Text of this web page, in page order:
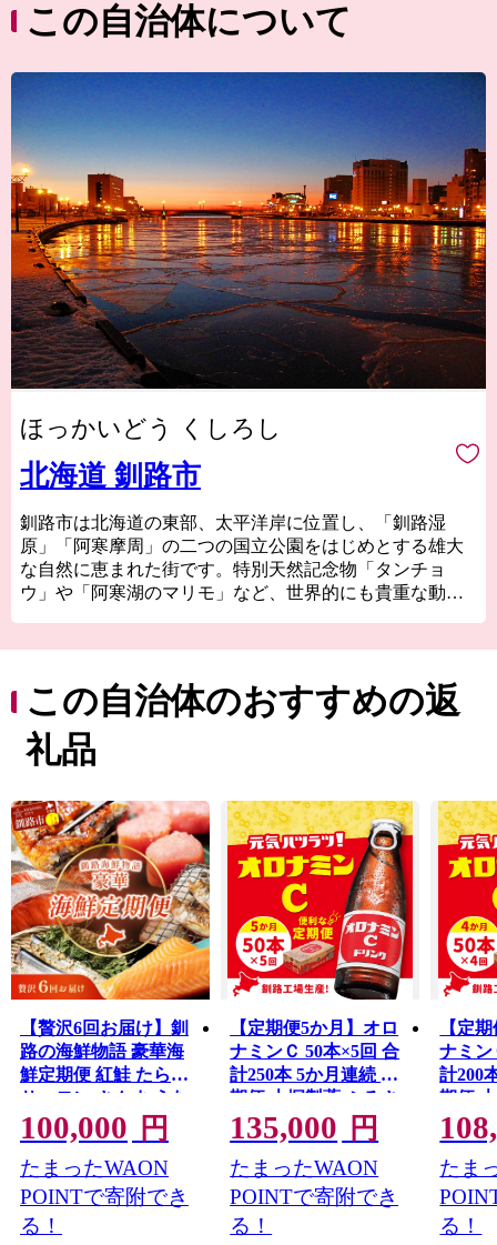
この自治体について
ほっかいどう くしろし
北海道 釧路市
釧路市は北海道の東部、太平洋岸に位置し、「釧路湿
原」「阿寒摩周」の二つの国立公園をはじめとする雄大
な自然に恵まれた街です。特別天然記念物「タンチョ
ウ」や「阿寒湖のマリモ」など、世界的にも貴重な動植
いものが豊富なことも釧路の大きな魅力です！ 夏でも最
高気温が20℃前後と涼しく快適な釧路市は移住や長期滞
在にも適しています。
この自治体のおすすめの返
礼品
【贅沢6回お届け】釧
路の海鮮物語 豪華海
鮮定期便 紅鮭 たらこ
サーモン さんま うな
ぎ ししゃも 海鮮 6か
月連続 冷凍便 贅沢 ギ
フト F4F-9224
100,000 円
たまったWAON
POINTで寄附でき
る！
【定期便5か月】オロ
ナミンＣ 50本×5回 合
計250本 5か月連続 定
期便 大塚製薬 ふるさ
と納税 定期 炭酸飲料
北海道
135,000 円
たまったWAON
POINTで寄附でき
る！
【定
ナミン
計200
期便
と納
北海道
たま
る！